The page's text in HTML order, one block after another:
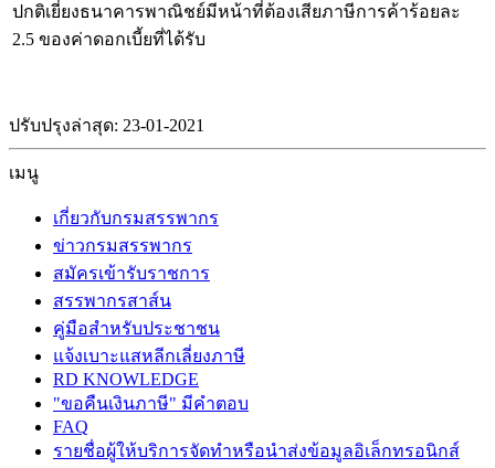
ปกติเยี่ยงธนาคารพาณิชย์มีหน้าที่ต้องเสียภาษีการค้าร้อยละ
2.5 ของค่าดอกเบี้ยที่ได้รับ
ปรับปรุงล่าสุด: 23-01-2021
เมนู
เกี่ยวกับกรมสรรพากร
ข่าวกรมสรรพากร
สมัครเข้ารับราชการ
สรรพากรสาส์น
คู่มือสำหรับประชาชน
แจ้งเบาะแสหลีกเลี่ยงภาษี
RD KNOWLEDGE
"ขอคืนเงินภาษี" มีคำตอบ
FAQ
รายชื่อผู้ให้บริการจัดทำหรือนำส่งข้อมูลอิเล็กทรอนิกส์